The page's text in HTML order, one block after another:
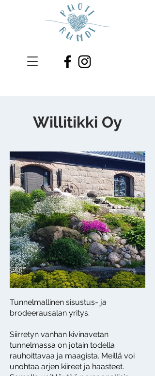
Willitikki Oy
Tunnelmallinen sisustus- ja
brodeerausalan yritys.
Siirretyn vanhan kivinavetan
tunnelmassa on jotain todella
rauhoittavaa ja maagista. Meillä voi
unohtaa arjen kiireet ja haasteet.